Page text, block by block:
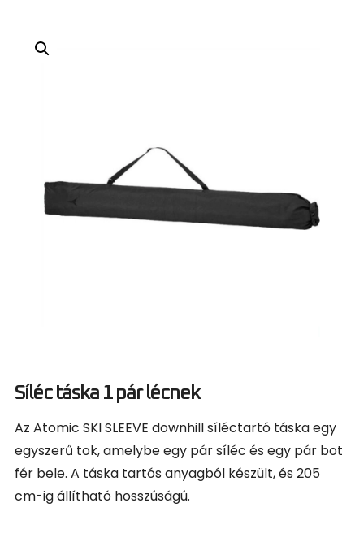
Síléc táska 1 pár lécnek
Az Atomic SKI SLEEVE downhill síléctartó táska egy
egyszerű tok, amelybe egy pár síléc és egy pár bot
fér bele. A táska tartós anyagból készült, és 205
cm-ig állítható hosszúságú.